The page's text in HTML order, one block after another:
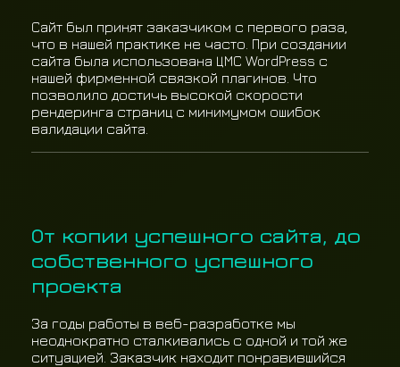
Сайт был принят заказчиком с первого раза,
что в нашей практике не часто. При создании
сайта была использована ЦМС WordPress с
нашей фирменной связкой плагинов. Что
позволило достичь высокой скорости
рендеринга страниц с минимумом ошибок
валидации сайта.
От копии успешного сайта, до
собственного успешного
проекта
За годы работы в веб-разработке мы
неоднократно сталкивались с одной и той же
ситуацией. Заказчик находит понравившийся